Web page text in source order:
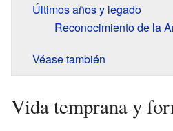
Últimos años y legado
Reconocimiento de la
Véase también
Vida temprana y